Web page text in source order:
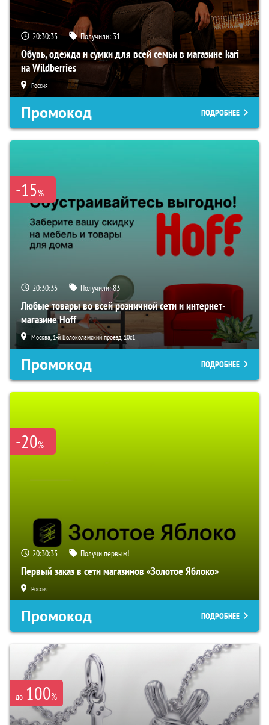
20:30:34 Получили: 31
Обувь, одежда и сумки для всей семьи в магазине kari
на Wildberries
Россия
Промокод ПОДРОБНЕЕ
-15%
20:30:34 Получили:83
Любые товары во всей розничной сети и интернет-
магазине Hoff
Москва, 1-й Волоколамский проезд, 10с1
Промокод ПОДРОБНЕЕ
-20%
20:30:34 Получи первым!
Первый заказ в сети магазинов «Золотое Яблоко»
Россия
Промокод ПОДРОБНЕЕ
до 100%